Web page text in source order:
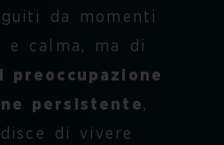
da momenti
e calma, ma di
preoccupazione
persistente ,
di vivere